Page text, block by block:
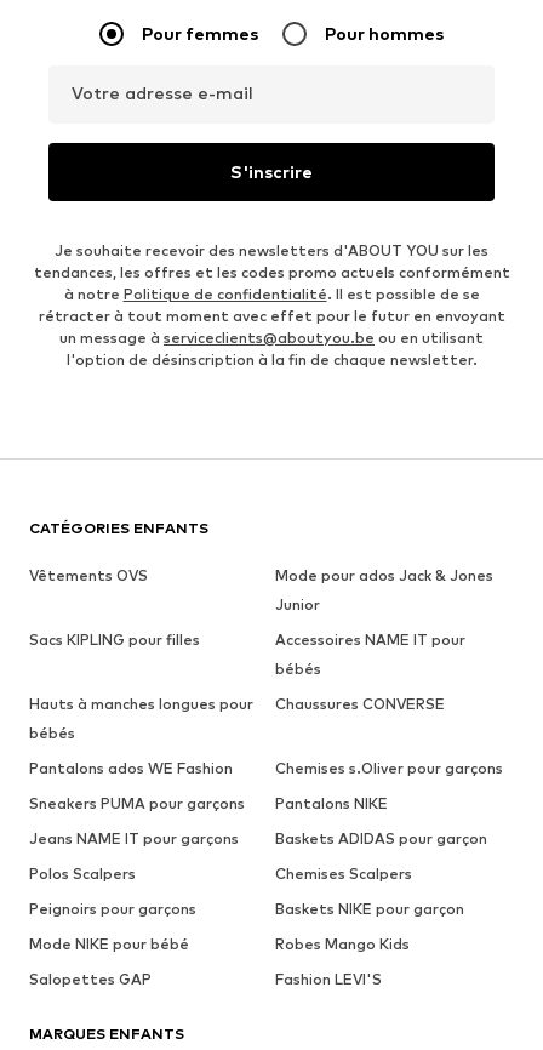
Pour femmes Pour hommes
Votre adresse e-mail
S'inscrire
Je souhaite recevoir des newsletters d'ABOUT YOU sur les
tendances, les offres et les codes promo actuels conformément
à notre Politique de confidentialité. Il est possible de se
rétracter à tout moment avec effet pour le futur en envoyant
un message à serviceclients@aboutyou.be ou en utilisant
l'option de désinscription à la fin de chaque newsletter.
CATÉGORIES ENFANTS
Vêtements OVS
Mode pour ados Jack & Jones
Junior
Sacs KIPLING pour filles
Accessoires NAME IT pour
bébés
Hauts à manches longues pour
bébés
Chaussures CONVERSE
Pantalons ados WE Fashion
Chemises s.Oliver pour garçons
Sneakers PUMA pour garçons
Pantalons NIKE
Jeans NAME IT pour garçons
Baskets ADIDAS pour garçon
Polos Scalpers
Chemises Scalpers
Peignoirs pour garçons
Baskets NIKE pour garçon
Mode NIKE pour bébé
Robes Mango Kids
Salopettes GAP
Fashion LEVI'S
MARQUES ENFANTS